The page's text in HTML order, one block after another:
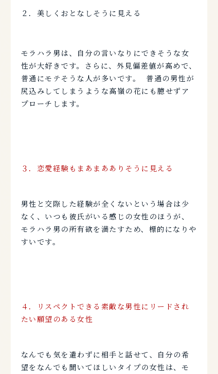
２．美しくおとなしそうに見える
モラハラ男は、自分の言いなりにできそうな女
性が大好きです。さらに、外見偏差値が高めで、
普通にモテそうな人が多いです。 普通の男性が
尻込みしてしまうような高嶺の花にも臆せずア
プローチします。
３． 恋愛経験もまあまあありそうに見える
男性と交際した経験が全くないという場合は少
なく、いつも彼氏がいる感じの女性のほうが、
モラハラ男の所有欲を満たすため、標的になりや
すいです。
４．
リスペクトできる素敵な男性にリードされ
たい願望のある女性
なんでも気を遣わずに相手と話せて、自分の希
望をなんでも聞いてほしいタイプの女性は、モ